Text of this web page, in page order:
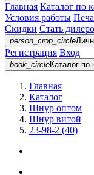
Главная Каталог по
Условия работы
Скидки Стать
person_crop_circle
Регистрация Вход
book_circleКаталог по
Главная
Каталог
Шнур оптом
Шнур витой
23-98-2 (40)